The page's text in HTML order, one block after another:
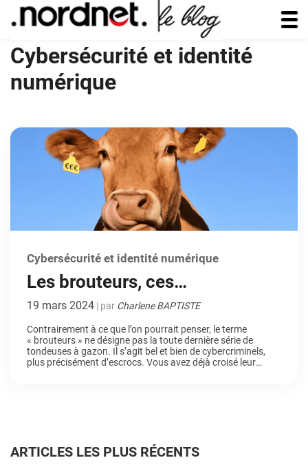
Cybersécurité et identité
numérique
Cybersécurité et identité numérique
Les brouteurs, ces
cybercriminels qui vous
prennent par les sentiments
19 mars 2024 | par Charlene BAPTISTE
Contrairement à ce que l’on pourrait penser, le terme
« brouteurs » ne désigne pas la toute dernière série de
tondeuses à gazon. Il s’agit bel et bien de cybercriminels,
plus précisément d’escrocs. Vous avez déjà croisé leur
ARTICLES LES PLUS RÉCENTS